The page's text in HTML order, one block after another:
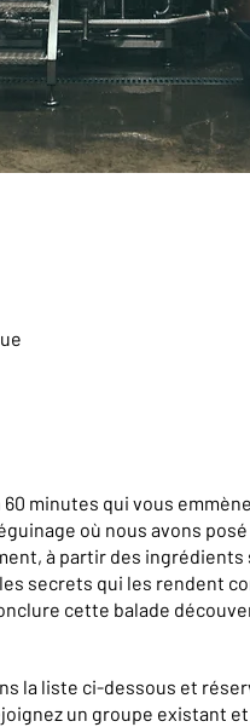
minutes qui vous
où nous avons
à partir des
secrets qui les rendent
cette balade
la liste ci-dessous et
un groupe existant